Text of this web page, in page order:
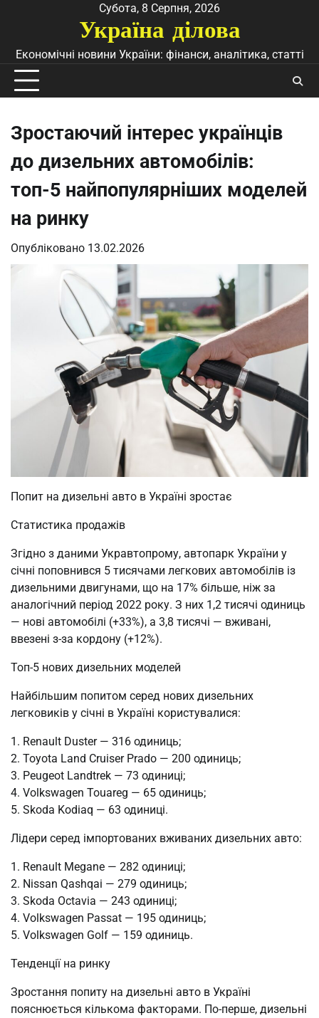
Субота, 8 Серпня, 2026
Україна ділова
Економічні новини України: фінанси, аналітика, статті
Зростаючий інтерес українців
до дизельних автомобілів:
топ-5 найпопулярніших моделей
на ринку
Опубліковано 13.02.2026
Попит на дизельні авто в Україні зростає
Статистика продажів
Згідно з даними Укравтопрому, автопарк України у
січні поповнився 5 тисячами легкових автомобілів із
дизельними двигунами, що на 17% більше, ніж за
аналогічний період 2022 року. З них 1,2 тисячі одиниць
— нові автомобілі (+33%), а 3,8 тисячі — вживані,
ввезені з-за кордону (+12%).
Топ-5 нових дизельних моделей
Найбільшим попитом серед нових дизельних
легковиків у січні в Україні користувалися:
1. Renault Duster — 316 одиниць;
2. Toyota Land Cruiser Prado — 200 одиниць;
3. Peugeot Landtrek — 73 одиниці;
4. Volkswagen Touareg — 65 одиниць;
5. Skoda Kodiaq — 63 одиниці.
Лідери серед імпортованих вживаних дизельних авто:
1. Renault Megane — 282 одиниці;
2. Nissan Qashqai — 279 одиниць;
3. Skoda Octavia — 243 одиниці;
4. Volkswagen Passat — 195 одиниць;
5. Volkswagen Golf — 159 одиниць.
Тенденції на ринку
Зростання попиту на дизельні авто в Україні
пояснюється кількома факторами. По-перше, дизельні